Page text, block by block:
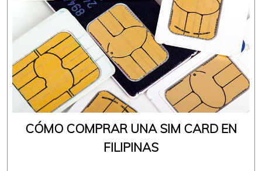
CÓMO COMPRAR UNA SIM CARD EN
FILIPINAS